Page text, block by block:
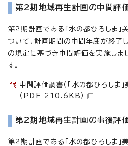
第2期地域再生計画の中間評
第2期計画である「水の都ひろしま」
ついて、計画期間の中間年度が終了
の規定に基づき中間評価を実施しま
す。
中間評価調書（「水の都ひろしま
（PDF 210.6KB）
第2期地域再生計画の事後評
第2期計画である「水の都ひろしま」